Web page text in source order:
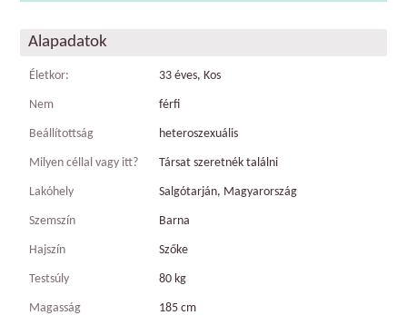
Alapadatok
Életkor: 33 éves, Kos
Nem férfi
Beállítottság heteroszexuális
Milyen céllal vagy itt? Társat szeretnék találni
Lakóhely Salgótarján, Magyarország
Szemszín Barna
Hajszín Szőke
Testsúly 80 kg
Magasság 185 cm